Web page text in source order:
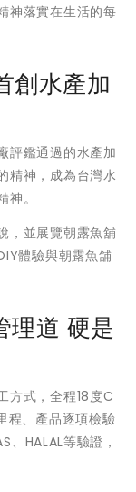
神落實在生活的每
創水產加
評鑑通過的水產加
精神，成為台灣水
。
，並展覽朝露魚舖
體驗與朝露魚舖
理道 硬是
方式，全程18度C
程、產品逐項檢驗
HALAL等驗證，